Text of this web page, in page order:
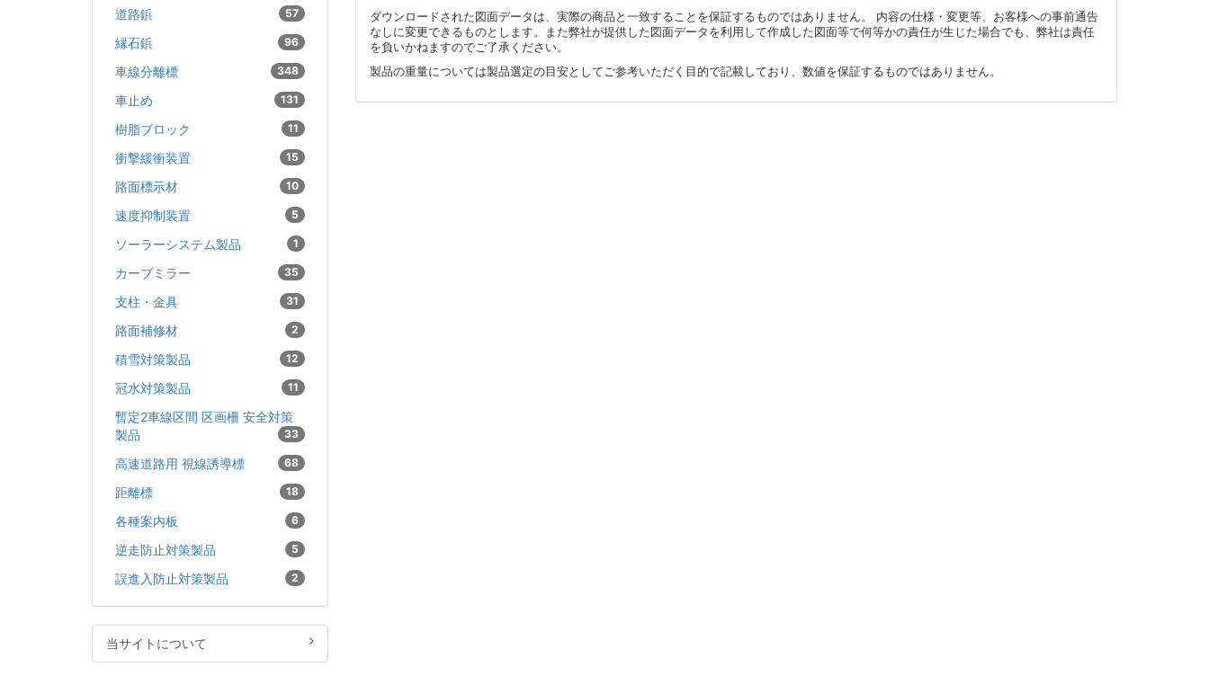
ダウンロードされた図面データは、実際の商品と一致することを保証するものではありません。 内容の仕様・変更等、お客様への事前通告
なしに変更できるものとします。また弊社が提供した図面データを利用して作成した図面等で何等かの責任が生じた場合でも、弊社は責任
を負いかねますのでご了承ください。
製品の重量については製品選定の目安としてご参考いただく目的で記載しており、数値を保証するものではありません。
道路鋲 57
縁石鋲 96
車線分離標 348
車止め 131
樹脂ブロック 11
衝撃緩衝装置 15
路面標示材 10
速度抑制装置 5
ソーラーシステム製品 1
カーブミラー 35
支柱・金具 31
路面補修材 2
積雪対策製品 12
冠水対策製品 11
暫定2車線区間 区画柵 安全対策
製品
33
高速道路用 視線誘導標 68
距離標 18
各種案内板 6
逆走防止対策製品 5
誤進入防止対策製品 2
当サイトについて